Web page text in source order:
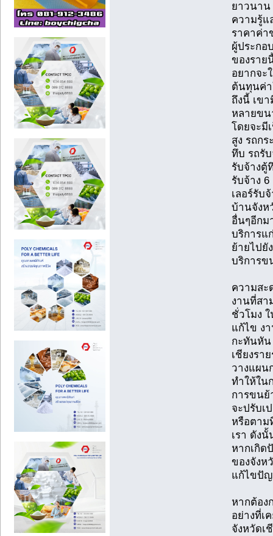
ยาวนาน
ความรู้แ
ราคาค่า
ผู้ประกอ
ของราย
อยากจะ
ต้นทุนค่า
ถึงนี้ เข
หลายขน
โดยจะมี
สูง รถก
ทึบ รถรั
รับจ้างตู้
รับจ้าง 6
เลอร์รับ
บ้านจังห
อื่นๆอีกม
บริการแ
ย้ายไปยั
บริการข
ความสะ
งานที่สา
ชั่วโมง
แก้ไข ง
กะทันหัน
เชียงรา
วางแผน
ทำให้ใน
การขนย้
จะปรับเ
หรือตาม
เรา ดัง
หากเกิด
ของจังห
แก้ไขปัญ
หากต้อง
อย่างที่เ
จังหวัดเ